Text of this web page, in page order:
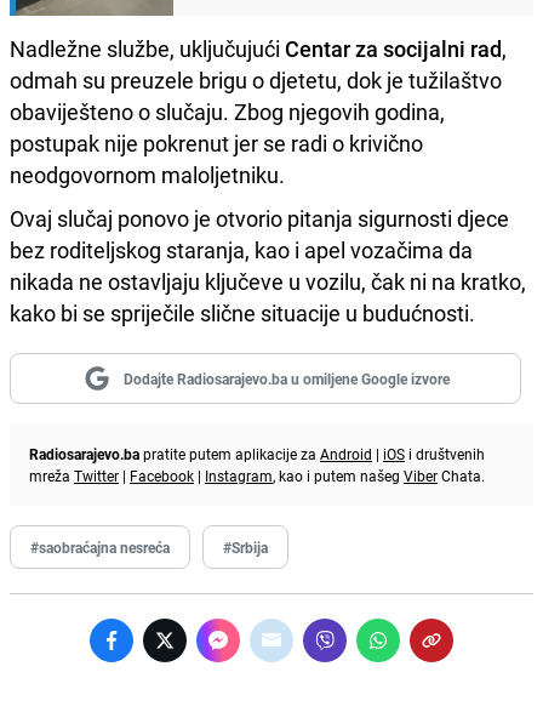
Nadležne službe, uključujući Centar za socijalni rad,
odmah su preuzele brigu o djetetu, dok je tužilaštvo
obaviješteno o slučaju. Zbog njegovih godina,
postupak nije pokrenut jer se radi o krivično
neodgovornom maloljetniku.
Ovaj slučaj ponovo je otvorio pitanja sigurnosti djece
bez roditeljskog staranja, kao i apel vozačima da
nikada ne ostavljaju ključeve u vozilu, čak ni na kratko,
kako bi se spriječile slične situacije u budućnosti.
Dodajte Radiosarajevo.ba u omiljene Google izvore
Radiosarajevo.bapratite putem aplikacije za Android | iOS i društvenih
mreža Twitter | Facebook | Instagram, kao i putem našeg ViberChata.
#saobraćajna nesreća #Srbija